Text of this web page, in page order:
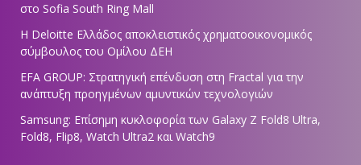
στο Sofia South Ring Mall
Η Deloitte Ελλάδος αποκλειστικός χρηματοοικονομικός
σύμβουλος του Ομίλου ΔΕΗ
EFA GROUP: Στρατηγική επένδυση στη Fractal για την
ανάπτυξη προηγμένων αμυντικών τεχνολογιών
Samsung: Επίσημη κυκλοφορία των Galaxy Z Fold8 Ultra,
Fold8, Flip8, Watch Ultra2 και Watch9